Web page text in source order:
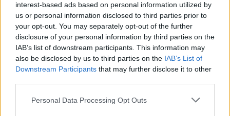
interest-based ads based on personal information utilized by
us or personal information disclosed to third parties prior to
your opt-out. You may separately opt-out of the further
disclosure of your personal information by third parties on the
IAB’s list of downstream participants. This information may
also be disclosed by us to third parties on the IAB’s List of
Downstream Participants that may further disclose it to other
Please note that this website/app uses one or more Google
Personal Data Processing Opt Outs
realtà sportive di Cremona, Casalmaggiore e
Ostiano.
Il presidente Ghisotti ha chiuso l’evento
esprimendo la sua convinzione che questa
partnership sia un investimento nel futuro del
volley cremonese, grazie all’entusiasmo e alla
maturità delle nuove atlete presentate.